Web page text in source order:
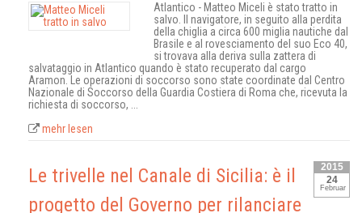
Atlantico - Matteo Miceli è stato tratto in
salvo. Il navigatore, in seguito alla perdita
della chiglia a circa 600 miglia nautiche dal
Brasile e al rovesciamento del suo Eco 40,
si trovava alla deriva sulla zattera di
salvataggio in Atlantico quando è stato recuperato dal cargo
Aramon. Le operazioni di soccorso sono state coordinate dal Centro
Nazionale di Soccorso della Guardia Costiera di Roma che, ricevuta la
richiesta di soccorso, ...
mehr lesen
2015
24
Februar
Le trivelle nel Canale di Sicilia: è il
progetto del Governo per rilanciare